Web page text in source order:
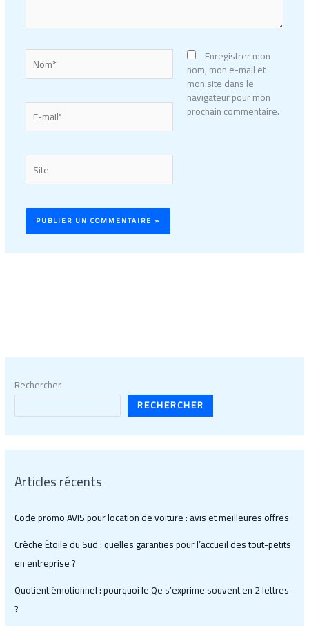
Nom*
E-
mail*
Site
Enregistrer mon
nom, mon e-mail et
mon site dans le
navigateur pour mon
prochain commentaire.
Rechercher
RECHERCHER
Articles récents
Code promo AVIS pour location de voiture : avis et meilleures offres
Crèche Étoile du Sud : quelles garanties pour l’accueil des tout-petits
en entreprise ?
Quotient émotionnel : pourquoi le Qe s’exprime souvent en 2 lettres
?